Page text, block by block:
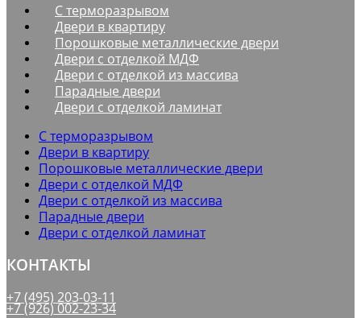
С терморазрывом
Двери в квартиру
Порошковые металлические двери
Двери с отделкой МДФ
Двери с отделкой из массива
Парадные двери
Двери с отделкой ламинат
С терморазрывом
Двери в квартиру
Порошковые металлические двери
Двери с отделкой МДФ
Двери с отделкой из массива
Парадные двери
Двери с отделкой ламинат
КОНТАКТЫ
+7 (495) 203-03-11
+7 (926) 002-23-34